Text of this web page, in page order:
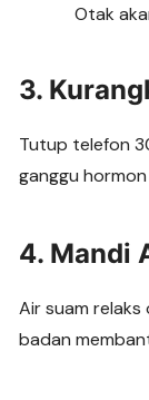
Otak
3.
Tutup telefon
ganggu
4. Mandi
Air suam
badan